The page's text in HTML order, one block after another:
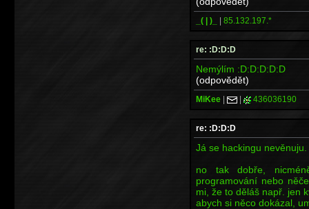
_( | )_ | 85.132.197.*
re: :D:D:D
Nemýlím :D:D:D:D:D
(odpovědět)
MiKee | | 436036190
re: :D:D:D
Já se hackingu
no tak dobře,
programování nebo
mi, že to děláš např. jen
abych si něco dokázal,